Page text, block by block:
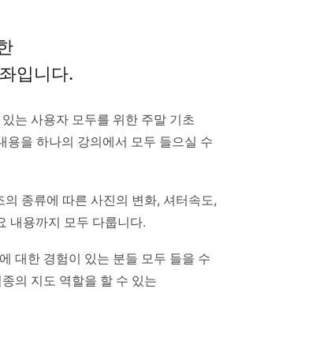
입니다.
는 사용자 모두를 위한 주말 기초
용을 하나의 강의에서 모두 들으실 수
종류에 따른 사진의 변화, 셔터속도,
내용까지 모두 다룹니다.
대한 경험이 있는 분들 모두 들을 수
의 지도 역할을 할 수 있는